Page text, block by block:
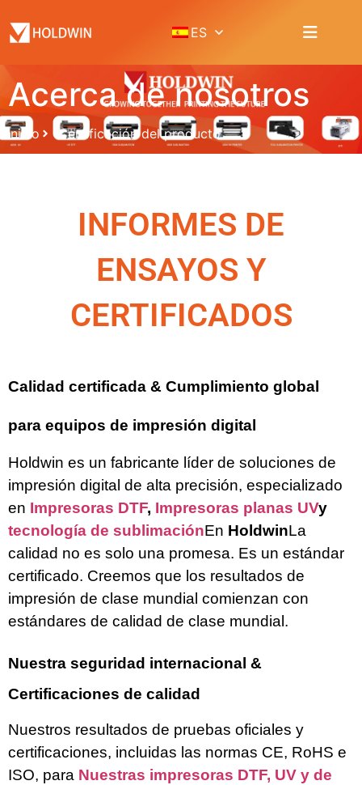
ES
Acerca de nosotros
Inicio Certificación del producto
INFORMES DE
ENSAYOS Y
CERTIFICADOS
Calidad certificada & Cumplimiento global
para equipos de impresión digital
Holdwin es un fabricante líder de soluciones de
impresión digital de alta precisión, especializado
en Impresoras DTF, Impresoras planas UVy
tecnología de sublimaciónEn HoldwinLa
calidad no es solo una promesa. Es un estándar
certificado. Creemos que los resultados de
impresión de clase mundial comienzan con
estándares de calidad de clase mundial.
Nuestra seguridad internacional &
Certificaciones de calidad
Nuestros resultados de pruebas oficiales y
certificaciones, incluidas las normas CE, RoHS e
ISO, para Nuestras impresoras DTF, UV y de